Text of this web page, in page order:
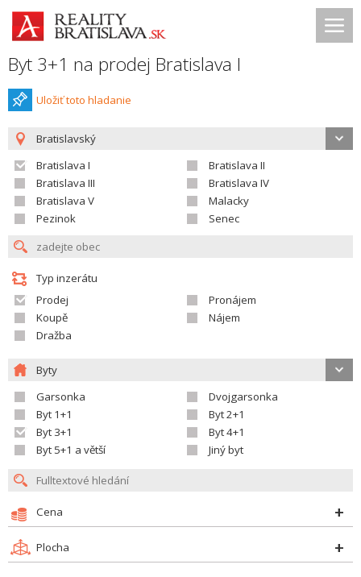
Byt 3+1 na prodej Bratislava I
Uložiť toto hladanie
Bratislavský
Bratislava I
Bratislava II
Bratislava III
Bratislava IV
Bratislava V
Malacky
Pezinok
Senec
Typ inzerátu
Prodej
Pronájem
Koupě
Nájem
Dražba
Byty
Garsonka
Dvojgarsonka
Byt 1+1
Byt 2+1
Byt 3+1
Byt 4+1
Byt 5+1 a větší
Jiný byt
Cena
Plocha